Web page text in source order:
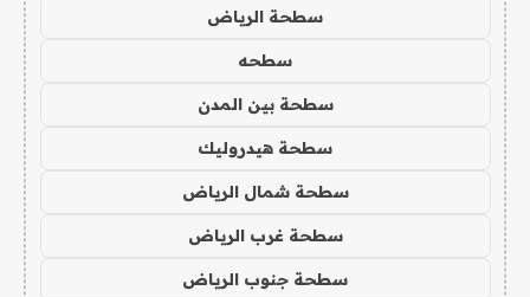
سطحة الرياض
سطحه
سطحة بين المدن
سطحة هيدروليك
سطحة شمال الرياض
سطحة غرب الرياض
سطحة جنوب الرياض